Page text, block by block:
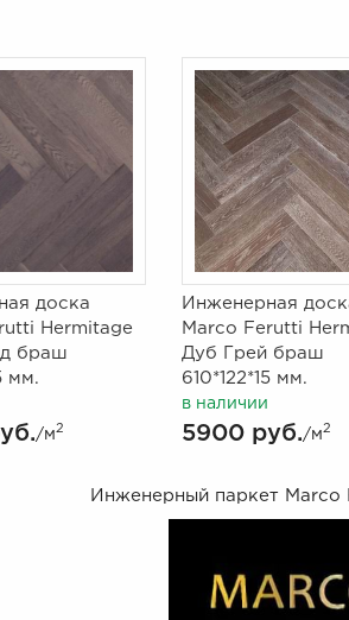
доска
Hermitage
браш
мм.
/м 2
Инженерная
Marco Ferutti
Дуб Грей браш
610*122*15 мм.
в наличии
5900 руб./м2
Инженерный паркет Marco